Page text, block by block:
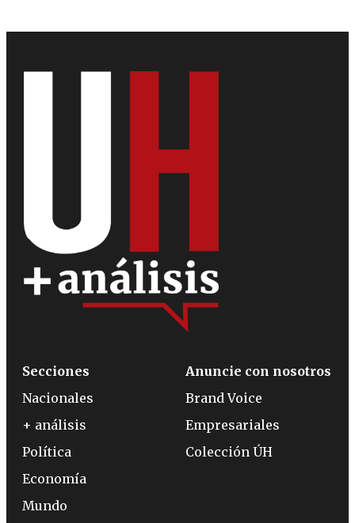
Secciones
Nacionales
+ análisis
Política
Economía
Mundo
Anuncie con nosotros
Brand Voice
Empresariales
Colección ÚH